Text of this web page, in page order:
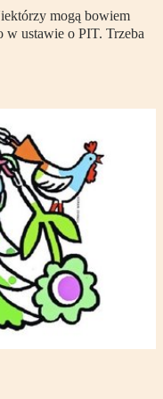
mogą bowiem
w ustawie o PIT. Trzeba